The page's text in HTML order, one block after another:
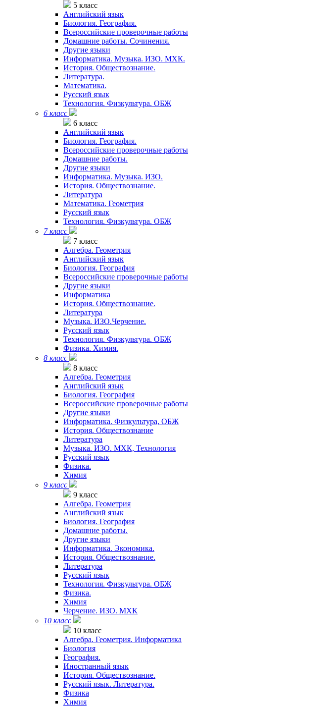
5 класс
Английский язык
Биология. География.
Всероссийские проверочные работы
Домашние работы. Сочинения.
Другие языки
Информатика. Музыка. ИЗО. МХК.
История. Обществознание.
Литература.
Математика.
Русский язык
Технология. Физкультура. ОБЖ
6 класс
6 класс
Английский язык
Биология. География.
Всероссийские проверочные работы
Домашние работы.
Другие языки
Информатика. Музыка. ИЗО.
История. Обществознание.
Литература
Математика. Геометрия
Русский язык
Технология. Физкультура. ОБЖ
7 класс
7 класс
Алгебра. Геометрия
Английский язык
Биология. География
Всероссийские проверочные работы
Другие языки
Информатика
История. Обществознание.
Литература
Музыка. ИЗО.Черчение.
Русский язык
Технология. Физкультура. ОБЖ
Физика. Химия.
8 класс
8 класс
Алгебра. Геометрия
Английский язык
Биология. География
Всероссийские проверочные работы
Другие языки
Информатика. Физкультура, ОБЖ
История. Обществознание
Литература
Музыка. ИЗО. МХК, Технология
Русский язык
Физика.
Химия
9 класс
9 класс
Алгебра. Геометрия
Английский язык
Биология. География
Домашние работы.
Другие языки
Информатика. Экономика.
История. Обществознание.
Литература
Русский язык
Технология. Физкультура. ОБЖ
Физика.
Химия
Черчение. ИЗО. МХК
10 класс
10 класс
Алгебра. Геометрия. Информатика
Биология
География.
Иностранный язык
История. Обществознание.
Русский язык. Литература.
Физика
Химия